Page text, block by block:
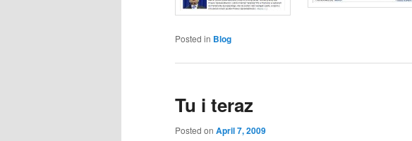
Posted in Blog
Tu i teraz
Posted on April 7, 2009